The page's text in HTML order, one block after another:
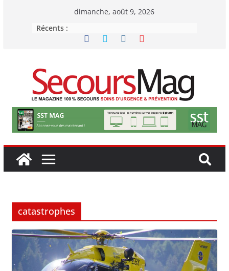
dimanche, août 9, 2026
Récents :
catastrophes